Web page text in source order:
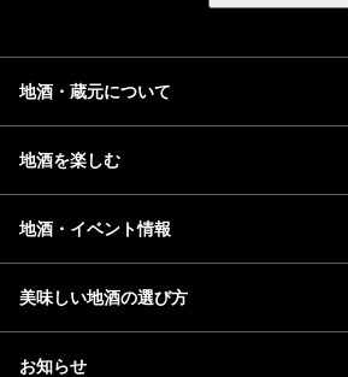
地酒・蔵元について
地酒を楽しむ
地酒・イベント情報
美味しい地酒の選び方
お知らせ